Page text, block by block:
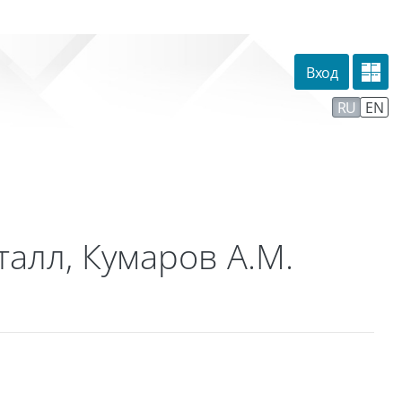
Вход
RU EN
Кумаров А.М.